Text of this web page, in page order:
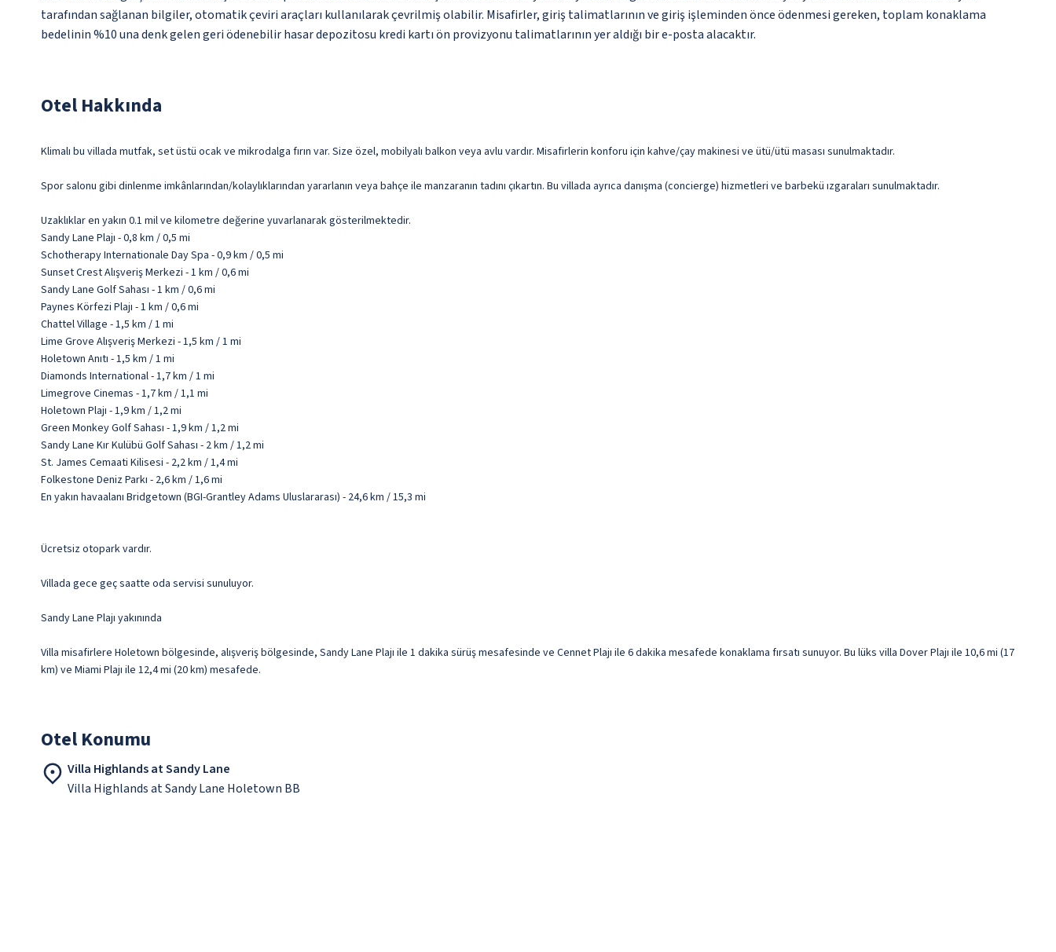
tarafından sağlanan bilgiler, otomatik çeviri araçları kullanılarak çevrilmiş olabilir. Misafirler, giriş talimatlarının ve giriş işleminden önce ödenmesi gereken, toplam konaklama
bedelinin %10 una denk gelen geri ödenebilir hasar depozitosu kredi kartı ön provizyonu talimatlarının yer aldığı bir e-posta alacaktır.
Otel Hakkında
Klimalı bu villada mutfak, set üstü ocak ve mikrodalga fırın var. Size özel, mobilyalı balkon veya avlu vardır. Misafirlerin konforu için kahve/çay makinesi ve ütü/ütü masası sunulmaktadır.
Spor salonu gibi dinlenme imkânlarından/kolaylıklarından yararlanın veya bahçe ile manzaranın tadını çıkartın. Bu villada ayrıca danışma (concierge) hizmetleri ve barbekü ızgaraları sunulmaktadır.
Uzaklıklar en yakın 0.1 mil ve kilometre değerine yuvarlanarak gösterilmektedir.
Sandy Lane Plajı - 0,8 km / 0,5 mi
Schotherapy Internationale Day Spa - 0,9 km / 0,5 mi
Sunset Crest Alışveriş Merkezi - 1 km / 0,6 mi
Sandy Lane Golf Sahası - 1 km / 0,6 mi
Paynes Körfezi Plajı - 1 km / 0,6 mi
Chattel Village - 1,5 km / 1 mi
Lime Grove Alışveriş Merkezi - 1,5 km / 1 mi
Holetown Anıtı - 1,5 km / 1 mi
Diamonds International - 1,7 km / 1 mi
Limegrove Cinemas - 1,7 km / 1,1 mi
Holetown Plajı - 1,9 km / 1,2 mi
Green Monkey Golf Sahası - 1,9 km / 1,2 mi
Sandy Lane Kır Kulübü Golf Sahası - 2 km / 1,2 mi
St. James Cemaati Kilisesi - 2,2 km / 1,4 mi
Folkestone Deniz Parkı - 2,6 km / 1,6 mi
En yakın havaalanı Bridgetown (BGI-Grantley Adams Uluslararası) - 24,6 km / 15,3 mi
Ücretsiz otopark vardır.
Villada gece geç saatte oda servisi sunuluyor.
Sandy Lane Plajı yakınında
Villa misafirlere Holetown bölgesinde, alışveriş bölgesinde, Sandy Lane Plajı ile 1 dakika sürüş mesafesinde ve Cennet Plajı ile 6 dakika mesafede konaklama fırsatı sunuyor. Bu lüks villa Dover Plajı ile 10,6 mi (17
km) ve Miami Plajı ile 12,4 mi (20 km) mesafede.
Otel Konumu
Villa Highlands at Sandy Lane
Villa Highlands at Sandy Lane Holetown BB